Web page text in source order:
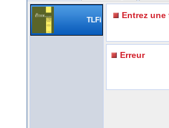
TLFi Entrez une
Erreur